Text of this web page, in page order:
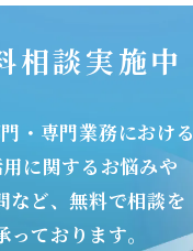
相談実施中
・専門業務における
に関するお悩みや
など、無料で相談を
っております。